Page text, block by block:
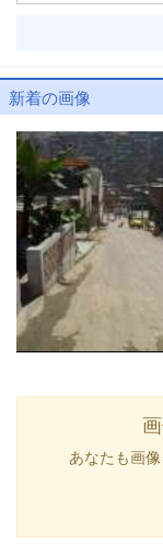
新着の画像
あなたも画